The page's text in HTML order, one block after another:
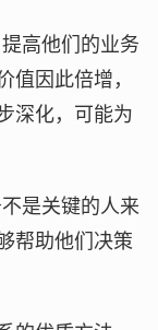
高他们的业务
值因此倍增，
深化，可能为
是关键的人来
帮助他们决策